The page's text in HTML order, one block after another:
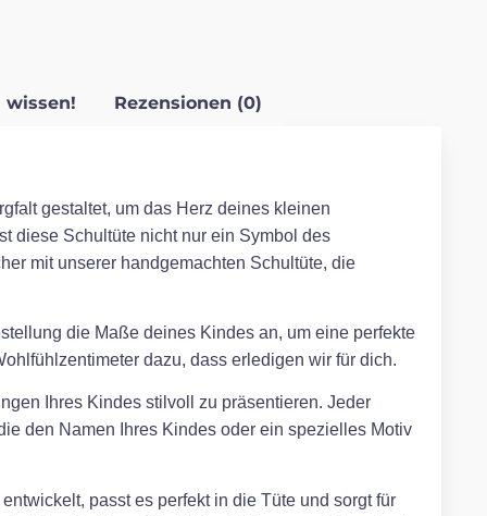
wissen! Rezensionen (0)
gestaltet, um das Herz deines kleinen
diese Schultüte nicht nur ein Symbol des
mit unserer handgemachten Schultüte, die
die Maße deines Kindes an, um eine perfekte
dazu, dass erledigen wir für dich.
Ihres Kindes stilvoll zu präsentieren. Jeder
den Namen Ihres Kindes oder ein spezielles Motiv
passt es perfekt in die Tüte und sorgt für